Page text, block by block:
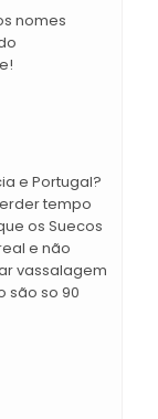
nomes
e Portugal?
tempo
os Suecos
e não
vassalagem
são so 90